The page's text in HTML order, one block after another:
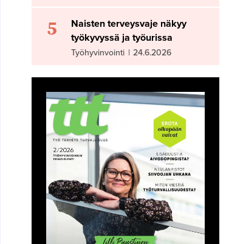
5
Naisten terveysvaje näkyy
työkyvyssä ja työurissa
Työhyvinvointi | 24.6.2026